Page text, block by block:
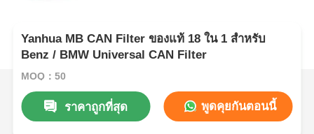
Yanhua MB CAN Filter ของแท้ 18 ใน 1 สําหรับ
Benz / BMW Universal CAN Filter
MOQ：50
ราคาถูกที่สุด พูดคุยกันตอนนี้